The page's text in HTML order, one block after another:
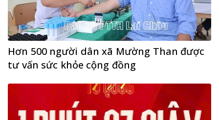
Hơn 500 người dân xã Mường Than được
tư vấn sức khỏe cộng đồng